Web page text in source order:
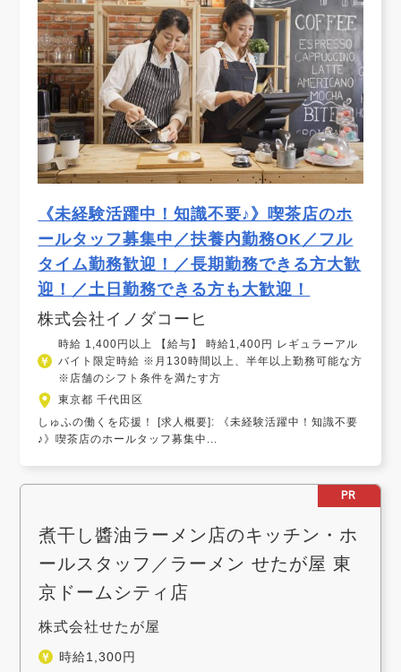
《未経験活躍中！知識不要♪》喫茶店のホ
ールタッフ募集中／扶養内勤務OK／フル
タイム勤務歓迎！／長期勤務できる方大歓
迎！／土日勤務できる方も大歓迎！
株式会社イノダコーヒ
時給 1,400円以上 【給与】 時給1,400円 レギュラーアル
バイト限定時給 ※月130時間以上、半年以上勤務可能な方
※店舗のシフト条件を満たす方
東京都 千代田区
しゅふの働くを応援！ [求人概要]: 《未経験活躍中！知識不要
♪》喫茶店のホールタッフ募集中...
PR
煮干し醬油ラーメン店のキッチン・ホ
ールスタッフ／ラーメン せたが屋 東
京ドームシティ店
株式会社せたが屋
時給1,300円